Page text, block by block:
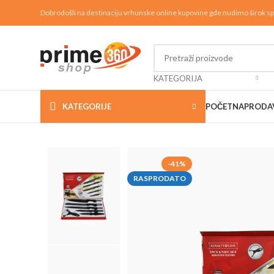
Dobrodošli na destinaciju vrhunske online kupovine gde nudimo širok
KATEGORIJA
KATEGORIJE POČETNA
-41%
RASPRODATO